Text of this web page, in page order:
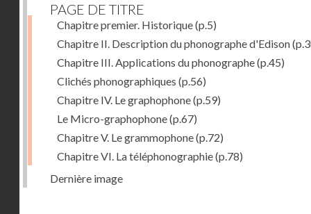
PAGE DE TITRE
Chapitre premier. Historique(p.5)
Chapitre II. Description du phonographe d'Edison
Chapitre III. Applications du phonographe(p.45)
Clichés phonographiques (p.56)
Chapitre IV. Le graphophone(p.59)
Le Micro-graphophone(p.67)
Chapitre V. Le grammophone(p.72)
Chapitre VI. La téléphonographie(p.78)
Dernière image